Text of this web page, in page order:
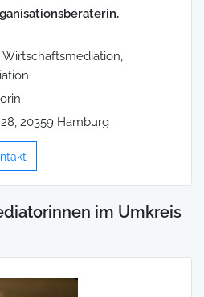
20359 Hamburg
im Umkreis